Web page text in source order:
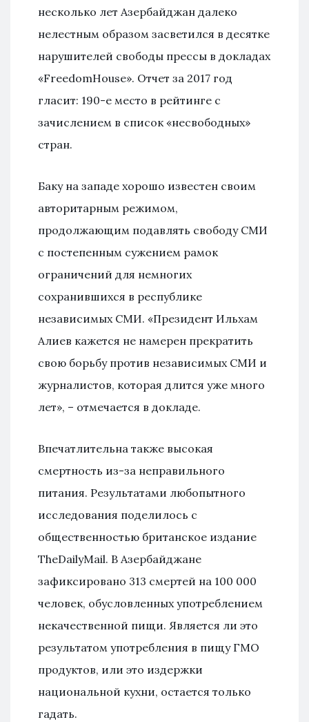
несколько лет Азербайджан далеко
нелестным образом засветился в десятке
нарушителей свободы прессы в докладах
«FreedomHouse». Отчет за 2017 год
гласит: 190-е место в рейтинге с
зачислением в список «несвободных»
стран.
Баку на западе хорошо известен своим
авторитарным режимом,
продолжающим подавлять свободу СМИ
с постепенным сужением рамок
ограничений для немногих
сохранившихся в республике
независимых СМИ. «Президент Ильхам
Алиев кажется не намерен прекратить
свою борьбу против независимых СМИ и
журналистов, которая длится уже много
лет», – отмечается в докладе.
Впечатлительна также высокая
смертность из-за неправильного
питания. Результатами любопытного
исследования поделилось с
общественностью британское издание
TheDailyMail. В Азербайджане
зафиксировано 313 смертей на 100 000
человек, обусловленных употреблением
некачественной пищи. Является ли это
результатом употребления в пищу ГМО
продуктов, или это издержки
национальной кухни, остается только
гадать.